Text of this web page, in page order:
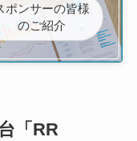
ポンサーの皆様
のご紹介
「RR